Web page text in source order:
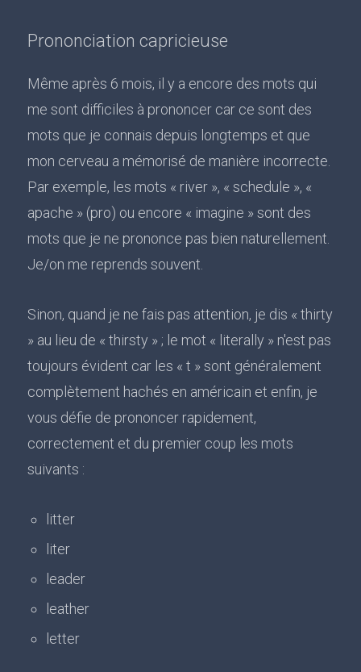
Prononciation capricieuse
Même après 6 mois, il y a encore des mots qui
me sont difficiles à prononcer car ce sont des
mots que je connais depuis longtemps et que
mon cerveau a mémorisé de manière incorrecte.
Par exemple, les mots « river », « schedule », «
apache » (pro) ou encore « imagine » sont des
mots que je ne prononce pas bien naturellement.
Je/on me reprends souvent.
Sinon, quand je ne fais pas attention, je dis « thirty
» au lieu de « thirsty » ; le mot « literally » n'est pas
toujours évident car les « t » sont généralement
complètement hachés en américain et enfin, je
vous défie de prononcer rapidement,
correctement et du premier coup les mots
suivants :
litter
liter
leader
leather
letter